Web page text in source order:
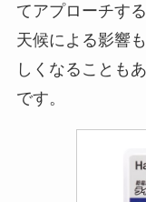
てアプローチす
天候による影響
しくなることも
です。